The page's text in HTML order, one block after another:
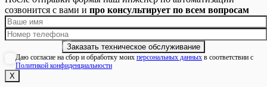
созвонится с вами и про консультирует по всем вопросам
Даю согласие на сбор и обработку моих персональных данных в соответствии с
Политикой конфиденциальности
Х